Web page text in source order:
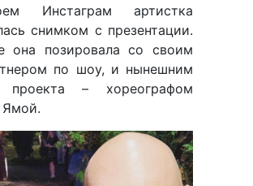
Инстаграм артистка
снимком с презентации.
она позировала со своим
по шоу, и нынешним
проекта – хореографом